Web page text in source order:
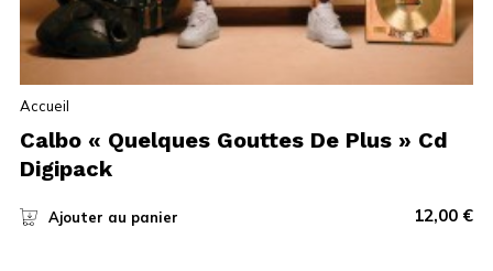
Accueil
Calbo « Quelques Gouttes De Plus » Cd
Digipack
Ajouter au panier 12,00 €